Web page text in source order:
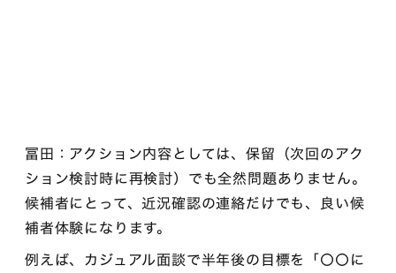
冨田：アクション内容としては、保留（次回のアク
ション検討時に再検討）でも全然問題ありません。
候補者にとって、近況確認の連絡だけでも、良い候
補者体験になります。
例えば、カジュアル面談で半年後の目標を「〇〇に